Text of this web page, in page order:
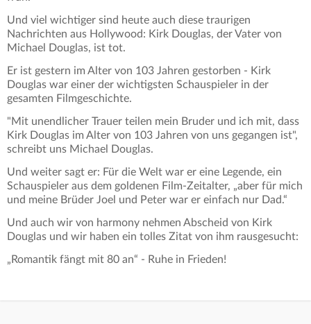
Und viel wichtiger sind heute auch diese traurigen
Nachrichten aus Hollywood: Kirk Douglas, der Vater von
Michael Douglas, ist tot.
Er ist gestern im Alter von 103 Jahren gestorben - Kirk
Douglas war einer der wichtigsten Schauspieler in der
gesamten Filmgeschichte.
"Mit unendlicher Trauer teilen mein Bruder und ich mit, dass
Kirk Douglas im Alter von 103 Jahren von uns gegangen ist",
schreibt uns Michael Douglas.
Und weiter sagt er: Für die Welt war er eine Legende, ein
Schauspieler aus dem goldenen Film-Zeitalter, „aber für mich
und meine Brüder Joel und Peter war er einfach nur Dad.“
Und auch wir von harmony nehmen Abscheid von Kirk
Douglas und wir haben ein tolles Zitat von ihm rausgesucht:
„Romantik fängt mit 80 an“ - Ruhe in Frieden!